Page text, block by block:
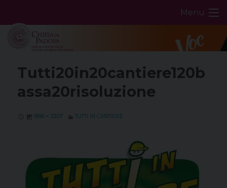
content
Menu
Tutti20in20cantiere120b
assa20risoluzione
1896 × 3307 TUTTI IN CANTIERE